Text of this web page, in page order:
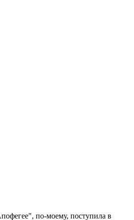
по-моему, поступила в